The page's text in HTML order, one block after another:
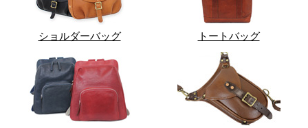
ショルダーバッグ トートバッグ